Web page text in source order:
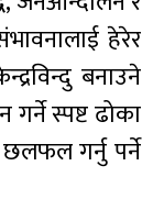
हेरेर
बनाउने
स्पष्ट ढोका
छलफल गर्नु पर्ने